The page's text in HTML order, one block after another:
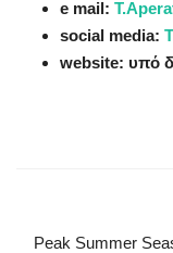
e mail:
social media:
website: υπό
Peak Summer